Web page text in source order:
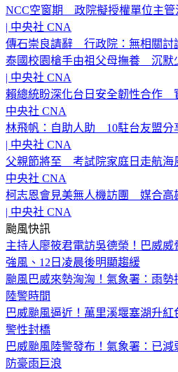
NCC空窗期 政院擬授權單位主管
| 中央社 CNA
傳石崇良請辭 行政院：無相關討
泰國校園槍手由祖父母撫養 沉默
| 中央社 CNA
賴總統盼深化台日安全韌性合作
中央社 CNA
林飛帆：自助人助 10駐台友盟分
| 中央社 CNA
父親節將至 考試院家庭日走航海
中央社 CNA
柯志恩會見美無人機訪團 媒合高
| 中央社 CNA
颱風快訊
主持人廖筱君電訪吳德榮！巴威
強風、12日凌晨後明顯趨緩
颱風巴威來勢洶洶！氣象署：雨
陸警時間
巴威颱風逼近！萬里溪堰塞湖升
警性封橋
巴威颱風陸警發布！氣象署：已
防豪雨巨浪